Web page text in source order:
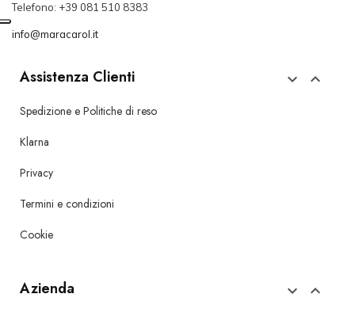
Telefono: +39 081 510 8383
info@maracarol.it
Assistenza Clienti  
Spedizione e Politiche di reso
Klarna
Privacy
Termini e condizioni
Cookie
Azienda  